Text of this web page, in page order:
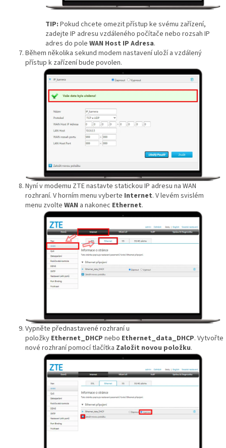
TIP: Pokud chcete omezit přístup ke svému zařízení,
zadejte IP adresu vzdáleného počítače nebo rozsah IP
adres do pole WAN Host IP Adresa.
Během několika sekund modem nastavení uloží a vzdálený
přístup k zařízení bude povolen.
Nyní v modemu ZTE nastavte statickou IP adresu na WAN
rozhraní. V horním menu vyberte Internet. V levém svislém
menu zvolte WAN a nakonec Ethernet.
Vypněte přednastavené rozhraní u
položky Ethernet_DHCP nebo Ethernet_data_DHCP. Vytvořte
nové rozhraní pomocí tlačítka Založit novou položku.